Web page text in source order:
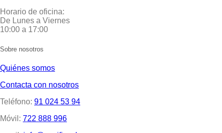
Horario de oficina:
De Lunes a Viernes
10:00 a 17:00
Sobre nosotros
Quiénes somos
Contacta con nosotros
Teléfono: 91 024 53 94
Móvil: 722 888 996